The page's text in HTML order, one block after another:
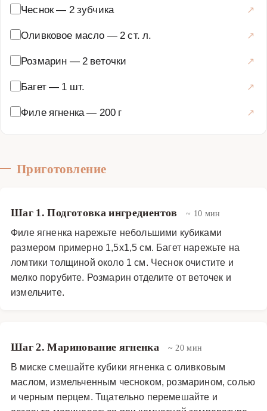
Чеснок— 2 зубчика
Оливковое масло — 2 ст. л.
Розмарин — 2 веточки
Багет— 1 шт.
Филе ягненка— 200 г
Приготовление
Шаг 1. Подготовка ингредиентов ~ 10 мин
Филе ягненка нарежьте небольшими кубиками
размером примерно 1,5x1,5 см. Багет нарежьте на
ломтики толщиной около 1 см. Чеснок очистите и
мелко порубите. Розмарин отделите от веточек и
измельчите.
Шаг 2. Маринование ягненка ~ 20 мин
В миске смешайте кубики ягненка с оливковым
маслом, измельченным чесноком, розмарином, солью
и черным перцем. Тщательно перемешайте и